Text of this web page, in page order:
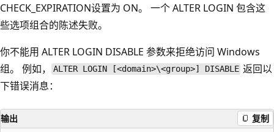
CHECK_EXPIRATION设置为 ON。 一个 ALTER LOGIN 包含这
些选项组合的陈述失败。
你不能用 ALTER LOGIN DISABLE 参数来拒绝访问 Windows
组。 例如，
ALTER LOGIN [<domain>\<group>] DISABLE 返回以
下错误消息：
输出 复制